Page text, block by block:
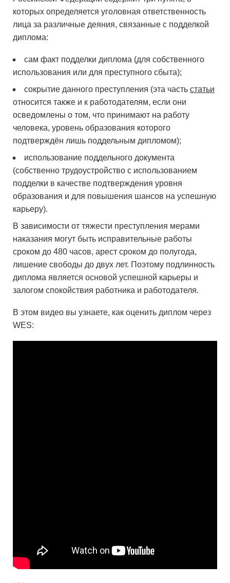
которых определяется уголовная ответственность
лица за различные деяния, связанные с подделкой
диплома:
сам факт подделки диплома (для собственного
использования или для преступного сбыта);
сокрытие данного преступления (эта часть статьи
относится также и к работодателям, если они
осведомлены о том, что принимают на работу
человека, уровень образования которого
подтверждён лишь поддельным дипломом);
использование поддельного документа
(собственно трудоустройство с использованием
подделки в качестве подтверждения уровня
образования и для повышения шансов на успешную
карьеру).
В зависимости от тяжести преступления мерами
наказания могут быть исправительные работы
сроком до 480 часов, арест сроком до полугода,
лишение свободы до двух лет. Поэтому подлинность
диплома является основой успешной карьеры и
залогом спокойствия работника и работодателя.
В этом видео вы узнаете, как оценить диплом через
WES: